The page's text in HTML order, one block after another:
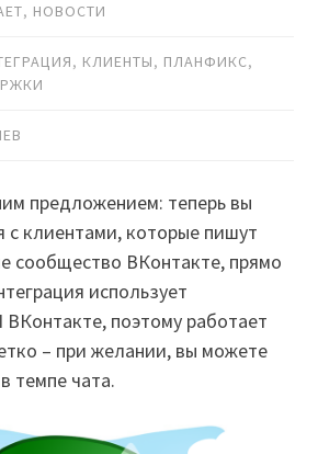
, НОВОСТИ
, КЛИЕНТЫ, ПЛАНФИКС,
предложением: теперь вы
клиентами, которые пишут
сообщество ВКонтакте, прямо
использует
поэтому работает
– при желании, вы можете
темпе чата.